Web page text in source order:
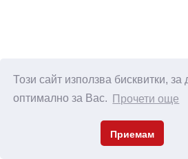
Този сайт използва бисквитки, за
оптимално за Вас.
Прочети още
Приемам